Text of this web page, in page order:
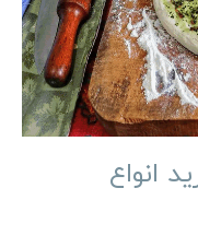
انواع